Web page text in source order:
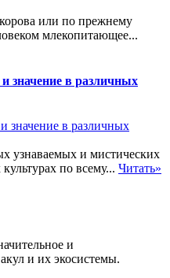
или по прежнему
млекопитающее...
значение в различных
узнаваемых и мистических
по всему... Читать»
и
и их экосистемы.